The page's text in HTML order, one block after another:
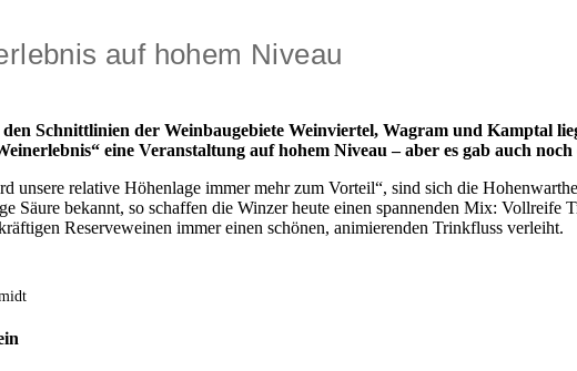
auf hohem Niveau
Schnittlinien der Weinbaugebiete Weinviertel, Wagram und Kamptal
eine Veranstaltung auf hohem Niveau – aber es gab auch
unsere relative Höhenlage immer mehr zum Vorteil“, sind sich die
Säure bekannt, so schaffen die Winzer heute einen spannenden Mix: Vollreife
Reserveweinen immer einen schönen, animierenden Trinkfluss verleiht.